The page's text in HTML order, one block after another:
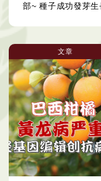
部~ 種子成功發芽生
文章